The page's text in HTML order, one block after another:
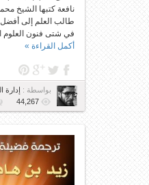
نافعة كتبها الشيخ
طالب العلم إلى أفضل
في شتى فنون العلوم
أكمل القراءة »
بواسطة : إدارة
44,267